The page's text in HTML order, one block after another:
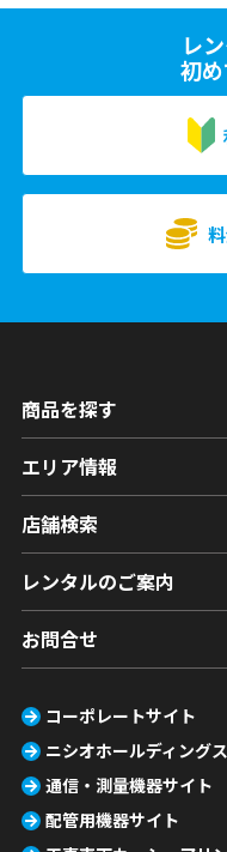
レ
初
商品を探す
エリア情報
店舗検索
レンタルのご案内
お問合せ
コーポレートサイト
ニシオホールディング
通信・測量機器サイト
配管用機器サイト